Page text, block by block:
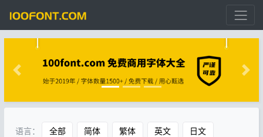
语言： 全部 简体 繁体 英文 日文